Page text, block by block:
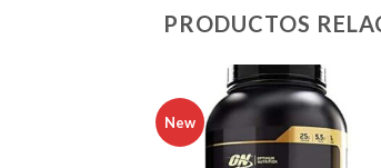
PRODUCTOS
New
Agregar
a la
Lista de